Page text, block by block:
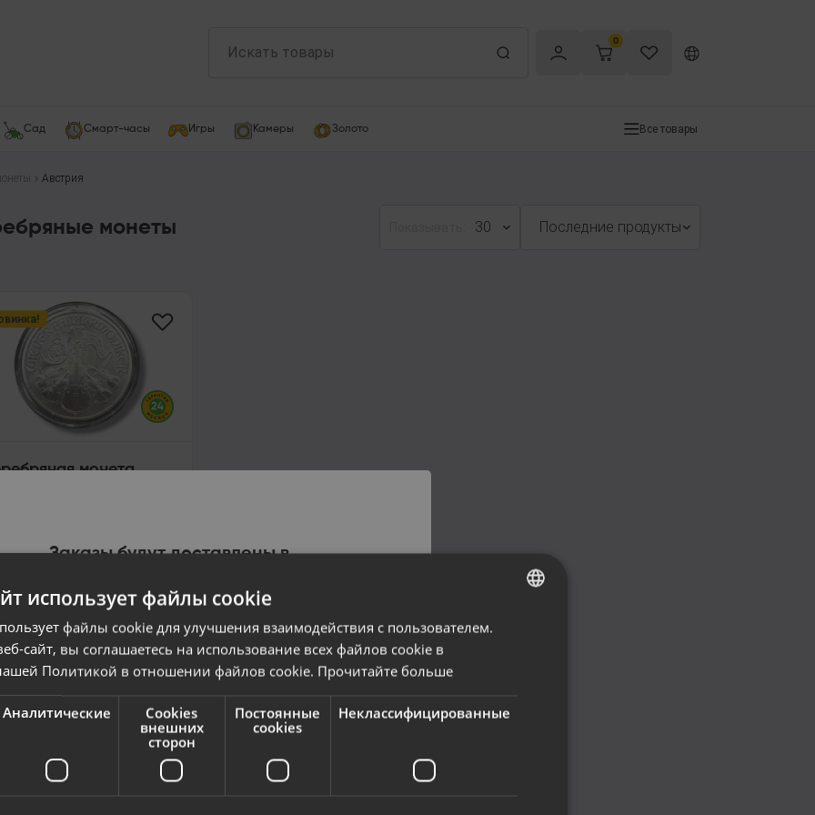
0
Сад Смарт-часы Игры Камеры Золото Все товары
Австрия
монеты 30 Последние продукты
монета
€ Заказы будут доставлены в
Содержание сайта будет отображаться на
выбранном языке
Страна
Язык
LATVIAN
использует файлы cookie
файлы cookie для улучшения взаимодействия с пользователем.
сайт, вы соглашаетесь на использование всех файлов cookie в
Политикой в ​​отношении файлов cookie. Прочитайте больше
Аналитические
Cookies
внешних
сторон
Постоянные
cookies
Неклассифицированные